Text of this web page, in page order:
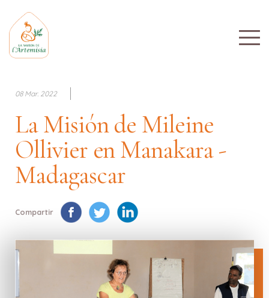
08 Mar. 2022
La Misión de Mileine
Ollivier en Manakara -
Madagascar
Compartir